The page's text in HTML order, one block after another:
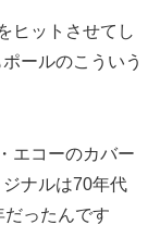
ヒットさせてし
ールのこういう
エコーのカバー
ジナルは70年代
ったんです